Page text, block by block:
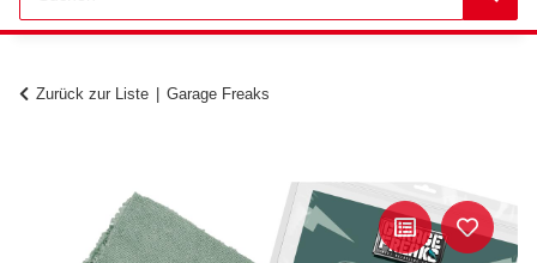
Zurück zur Liste Garage Freaks